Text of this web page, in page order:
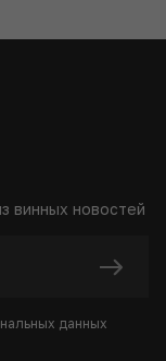
винных новостей
данных